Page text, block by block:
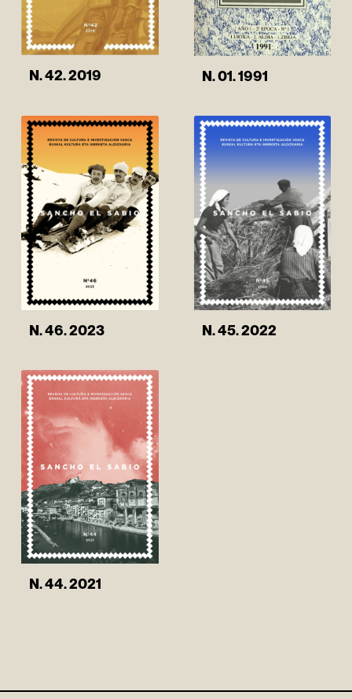
N. 42. 2019 N. 01. 1991
N. 46. 2023 N. 45. 2022
N. 44. 2021